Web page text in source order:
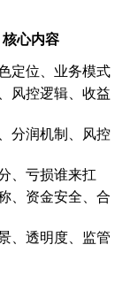
核心内容
定位、业务模式
风控逻辑、收益
分润机制、风控
、亏损谁来扛
、资金安全、合
、透明度、监管